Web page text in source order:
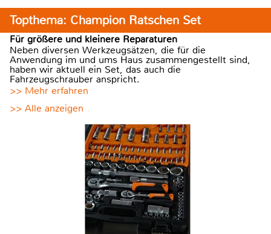
Topthema: Champion Ratschen Set
Für größere und kleinere Reparaturen
Neben diversen Werkzeugsätzen, die für die
Anwendung im und ums Haus zusammengestellt sind,
haben wir aktuell ein Set, das auch die
Fahrzeugschrauber anspricht.
>> Mehr erfahren
>> Alle anzeigen